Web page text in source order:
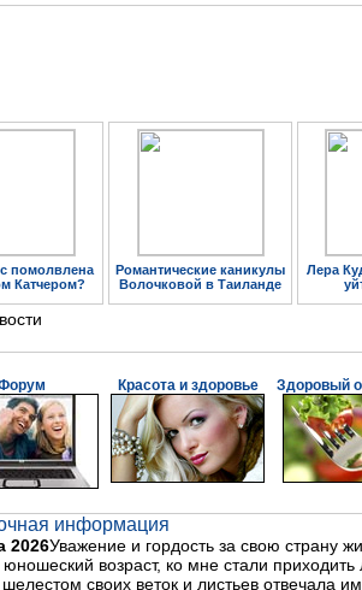
помолвлена
Катчером?
Романтические каникулы
Волочковой в Таиланде
Лера
Красота и здоровье Здоровый
информация
2026Уважение и гордость за свою страну
возраст, ко мне стали
своих веток и листьев отвечала